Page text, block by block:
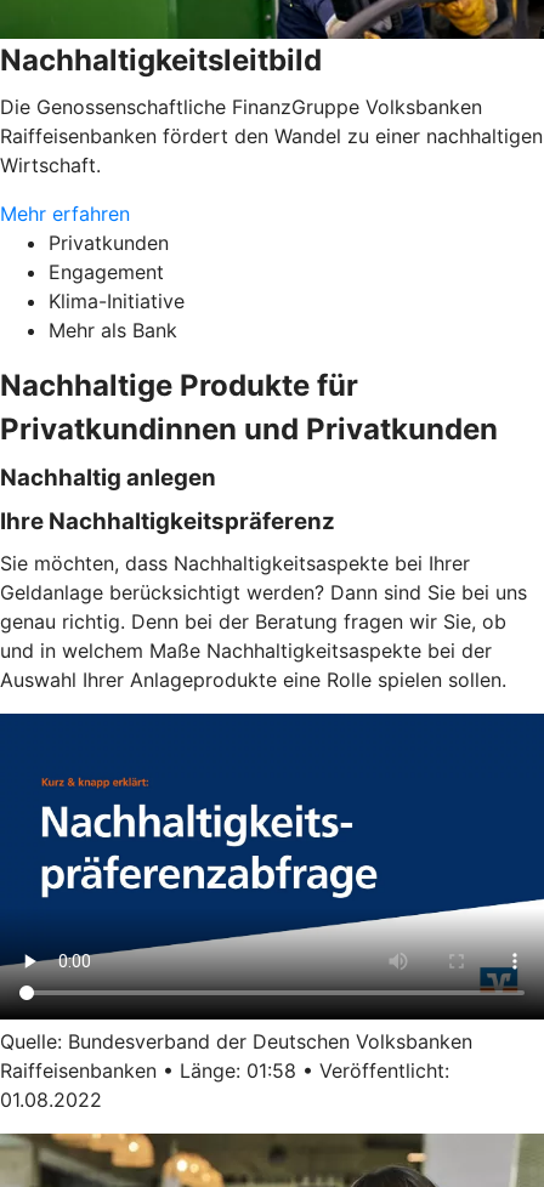
Nachhaltigkeitsleitbild
Die Genossenschaftliche FinanzGruppe Volksbanken
Raiffeisenbanken fördert den Wandel zu einer nachhaltigen
Wirtschaft.
Mehr erfahren
Privatkunden
Engagement
Klima-Initiative
Mehr als Bank
Nachhaltige Produkte für
Privatkundinnen und Privatkunden
Nachhaltig anlegen
Ihre Nachhaltigkeitspräferenz
Sie möchten, dass Nachhaltigkeitsaspekte bei Ihrer
Geldanlage berücksichtigt werden? Dann sind Sie bei uns
genau richtig. Denn bei der Beratung fragen wir Sie, ob
und in welchem Maße Nachhaltigkeitsaspekte bei der
Auswahl Ihrer Anlageprodukte eine Rolle spielen sollen.
Quelle: Bundesverband der Deutschen Volksbanken
Raiffeisenbanken • Länge: 01:58 • Veröffentlicht:
01.08.2022